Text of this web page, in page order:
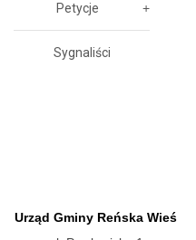
Petycje
Sygnaliści
Urząd Gminy Reńska Wieś